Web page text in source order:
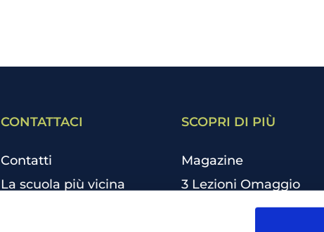
CONTATTACI
Contatti
La scuola più vicina
SCOPRI DI PIÙ
Magazine
3 Lezioni Omaggio